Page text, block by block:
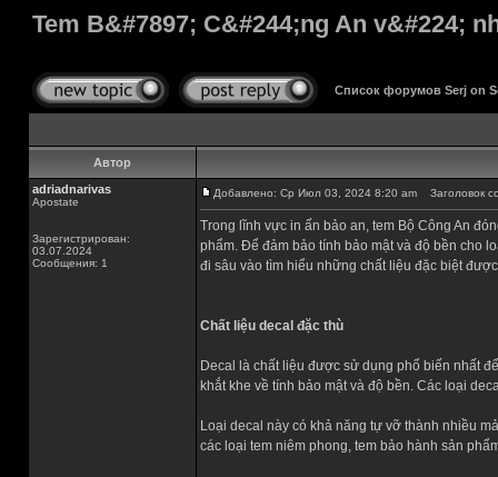
Tem B&#7897; C&#244;ng An v&#224;
Список форумов Serj on
Автор
adriadnarivas
Apostate
Зарегистрирован:
03.07.2024
Сообщения: 1
Добавлено: Ср Июл 03, 2024 8:20 am Заголовок
Trong lĩnh vực in ấn bảo an, tem Bộ Công An
phẩm. Để đảm bảo tính bảo mật và độ bền cho
đi sâu vào tìm hiểu những chất liệu đặc biệt
Chất liệu decal đặc thù
Decal là chất liệu được sử dụng phổ biến nhất
khắt khe về tính bảo mật và độ bền. Các loại
Loại decal này có khả năng tự vỡ thành nhiều
các loại tem niêm phong, tem bảo hành sản